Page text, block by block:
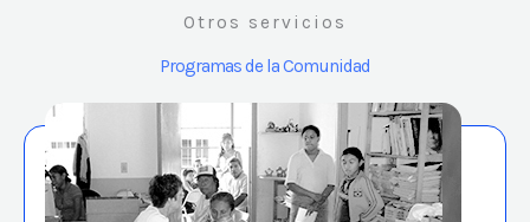
Otros servicios
Programas de la Comunidad